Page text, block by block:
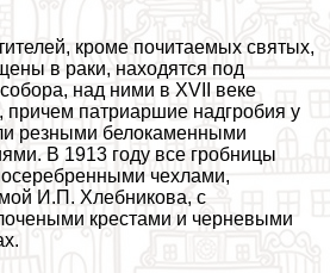
кроме почитаемых святых,
в paки, находятся под
над ними в XVII веке
причем патриаршие надгробия у
резными белокаменными
В 1913 году все гробницы
чехлами,
И.П. Хлебникова, с
крестами и черневыми